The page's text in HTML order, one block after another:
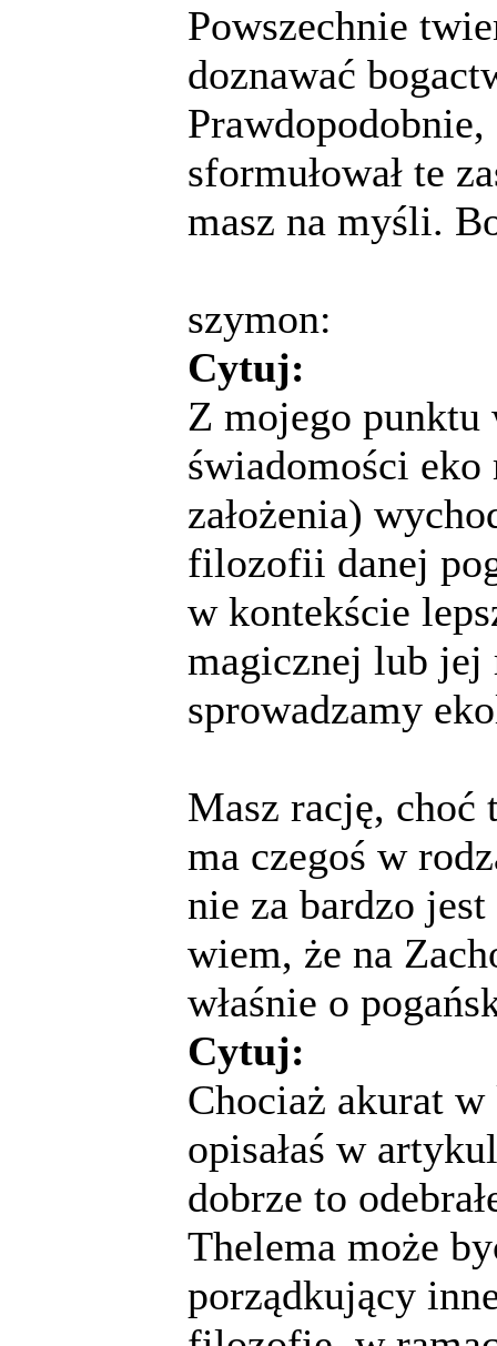
Powszechnie
doznawać
sformułował te
masz na myśli.
szymon:
Cytuj:
Z mojego
świadomości
założenia)
filozofii danej
w kontekście
magicznej lub jej
sprowadzamy
Masz rację, choć
ma czegoś w
nie za bardzo
wiem, że na
właśnie o
Cytuj:
Chociaż akurat
opisałaś w
dobrze to
Thelema może
porządkujący